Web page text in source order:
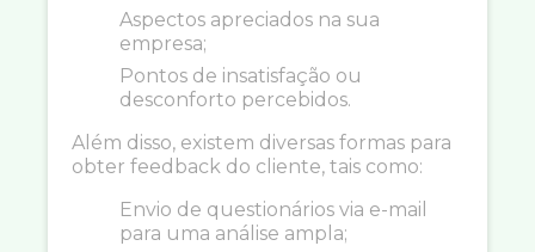
Aspectos apreciados na sua
empresa;
Pontos de insatisfação ou
desconforto percebidos.
Além disso, existem diversas formas para
obter feedback do cliente, tais como:
Envio de questionários via e-mail
para uma análise ampla;